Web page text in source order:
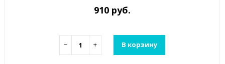
910 руб.
− + В корзину